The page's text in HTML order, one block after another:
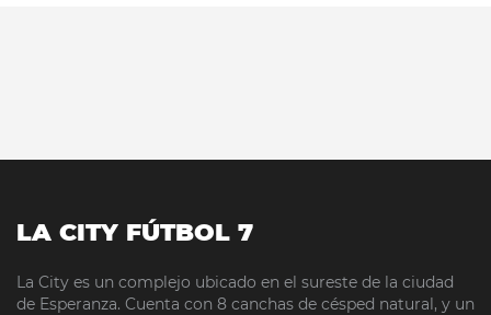
LA CITY FÚTBOL 7
La City es un complejo ubicado en el sureste de la ciudad
de Esperanza. Cuenta con 8 canchas de césped natural, y un